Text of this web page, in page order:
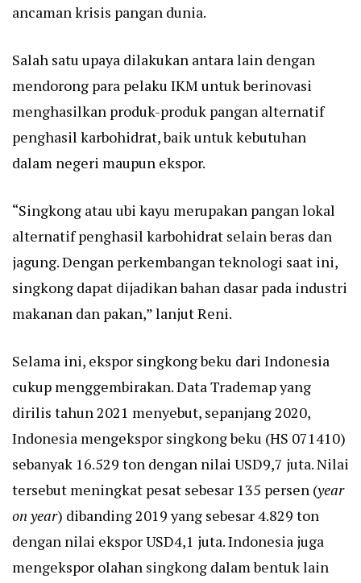
ancaman krisis pangan dunia.
Salah satu upaya dilakukan antara lain dengan
mendorong para pelaku IKM untuk berinovasi
menghasilkan produk-produk pangan alternatif
penghasil karbohidrat, baik untuk kebutuhan
dalam negeri maupun ekspor.
“Singkong atau ubi kayu merupakan pangan lokal
alternatif penghasil karbohidrat selain beras dan
jagung. Dengan perkembangan teknologi saat ini,
singkong dapat dijadikan bahan dasar pada industri
makanan dan pakan,” lanjut Reni.
Selama ini, ekspor singkong beku dari Indonesia
cukup menggembirakan. Data Trademap yang
dirilis tahun 2021 menyebut, sepanjang 2020,
Indonesia mengekspor singkong beku (HS 071410)
sebanyak 16.529 ton dengan nilai USD9,7 juta. Nilai
tersebut meningkat pesat sebesar 135 persen (year
on year) dibanding 2019 yang sebesar 4.829 ton
dengan nilai ekspor USD4,1 juta. Indonesia juga
mengekspor olahan singkong dalam bentuk lain